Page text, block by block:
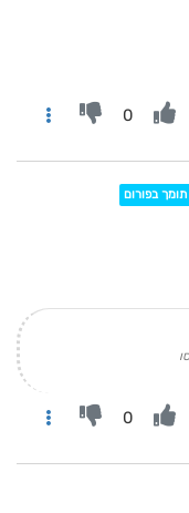
0
בפורום
0